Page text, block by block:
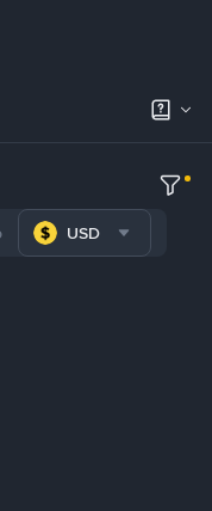
USD